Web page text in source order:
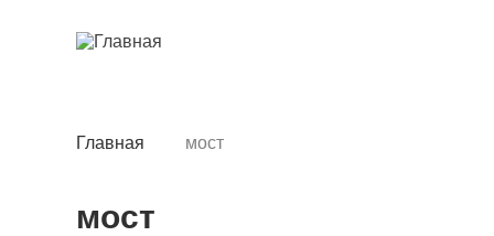
основному
навигации
Главная мост
мост